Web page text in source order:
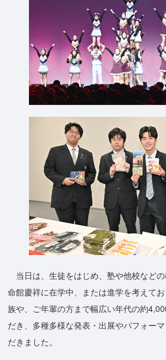
当日は、生徒をはじめ、塾や他校など
命館慶祥に在学中、または進学を考えて
族や、ご年輩の方まで幅広い年代の約
だき、多種多様な発表・出展やパフォー
だきました。